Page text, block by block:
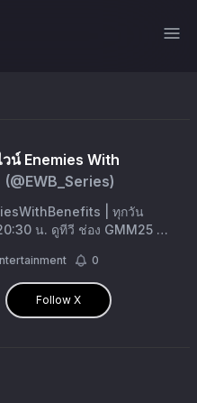
น์ Enemies With
(@EWB_Series)
| ทุกวัน
น. ดูทีวี ช่อง GMM25 ดู
มนี้ #GMMTV 0
Follow X